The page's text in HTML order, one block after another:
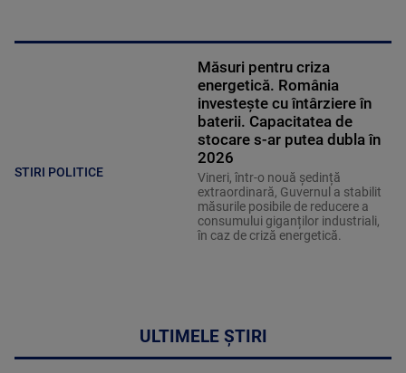
STIRI POLITICE
Măsuri pentru criza
energetică. România
investește cu întârziere în
baterii. Capacitatea de
stocare s-ar putea dubla în
2026
Vineri, într-o nouă ședință
extraordinară, Guvernul a stabilit
măsurile posibile de reducere a
consumului giganților industriali,
în caz de criză energetică.
ULTIMELE ȘTIRI